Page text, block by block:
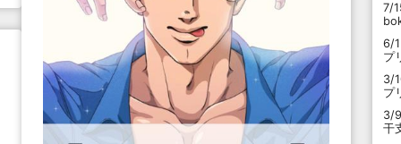
7/
6/
プ
3/
プ
3/9
干